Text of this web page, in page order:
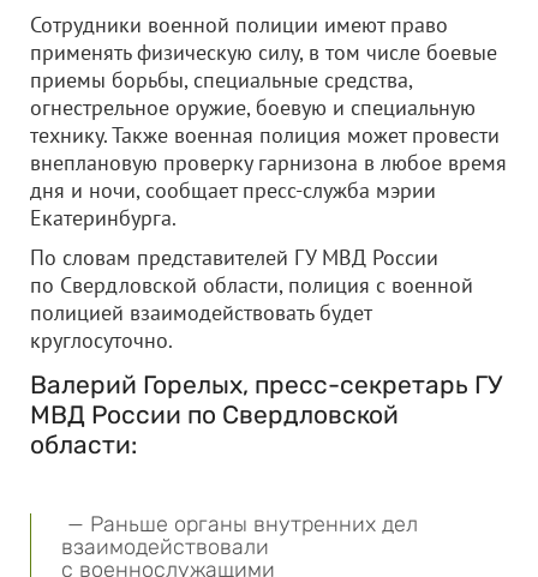
Сотрудники военной полиции имеют право
применять физическую силу, в том числе боевые
приемы борьбы, специальные средства,
огнестрельное оружие, боевую и специальную
технику. Также военная полиция может провести
внеплановую проверку гарнизона в любое время
дня и ночи, сообщает пресс-служба мэрии
Екатеринбурга.
По словам представителей ГУ МВД России
по Свердловской области, полиция с военной
полицией взаимодействовать будет
круглосуточно.
Валерий Горелых, пресс-секретарь ГУ
МВД России по Свердловской
области:
— Раньше органы внутренних дел
взаимодействовали
с военнослужащими